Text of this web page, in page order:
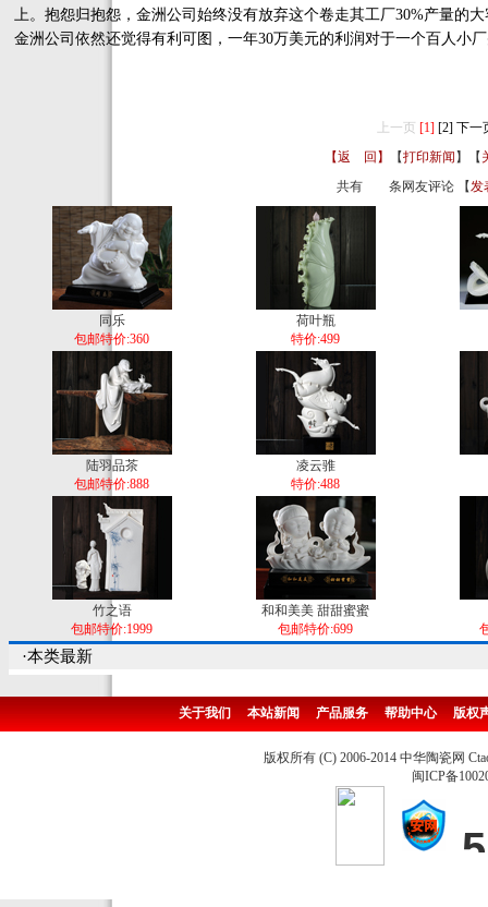
上。抱怨归抱怨，金洲公司始终没有放弃这个卷走其工厂30%产量的
金洲公司依然还觉得有利可图，一年30万美元的利润对于一个百人小
上一页 [1] [2] 下一
【返 回】
【打印新闻 】【
共有
条网友评论 【发
同乐
包邮特价:360
荷叶瓶
特价:499
陆羽品茶
包邮特价:888
凌云骓
特价:488
竹之语
包邮特价:1999
和和美美 甜甜蜜蜜
包邮特价:699
·本类最新
关于我们 本站新闻 产品服务 帮助中心 版权
版权所有 (C) 2006-2014 中华陶瓷网
闽ICP备